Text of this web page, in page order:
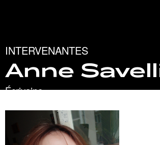
INTERVENANTES
Anne
Écrivaine